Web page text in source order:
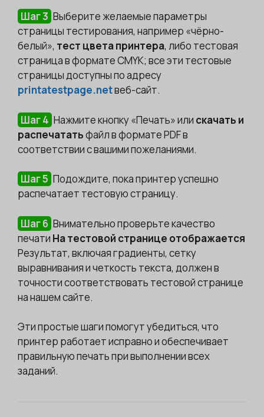
Шаг 3 Выберите желаемые параметры
страницы тестирования, например «чёрно-
белый», тест цвета принтера, либо тестовая
страница в формате CMYK; все эти тестовые
страницы доступны по адресу
printatestpage.netвеб-сайт.
Шаг 4 Нажмите кнопку «Печать» или скачать и
распечататьфайл в формате PDF в
соответствии с вашими пожеланиями.
Шаг 5 Подождите, пока принтер успешно
распечатает тестовую страницу.
Шаг 6 Внимательно проверьте качество
печати На тестовой странице отображается
Результат, включая градиенты, сетку
выравнивания и четкость текста, должен в
точности соответствовать тестовой странице
на нашем сайте.
Эти простые шаги помогут убедиться, что
принтер работает исправно и обеспечивает
правильную печать при выполнении всех
заданий.